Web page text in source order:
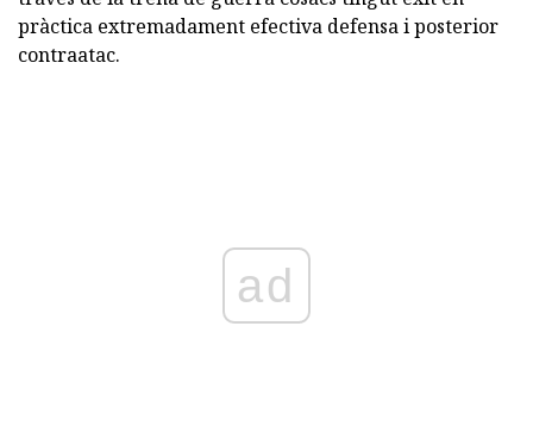
pràctica extremadament efectiva defensa i posterior
contraatac.
ad